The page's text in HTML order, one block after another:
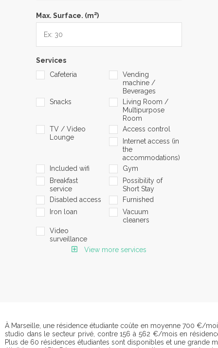
Max. Surface. (m2)
Services
Cafeteria
Vending
machine /
Beverages
Snacks
Living Room /
Multipurpose
Room
TV / Video
Lounge
Access control
Internet access (in
the
accommodations)
Included wifi
Gym
Breakfast
service
Possibility of
Short Stay
Disabled access
Furnished
Iron loan
Vacuum
cleaners
Video
surveillance
View more services
À Marseille, une résidence étudiante coûte en moyenne 700 €/
studio dans le secteur privé, contre 156 à 562 €/mois en
Plus de 60 résidences étudiantes sont disponibles et une grande